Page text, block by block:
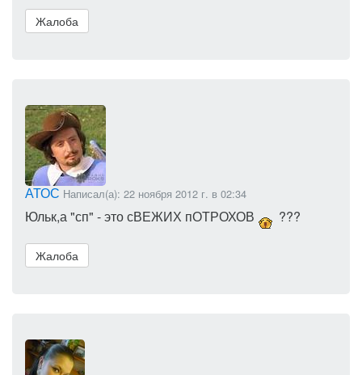
Жалоба
АТОС Написал(а): 22 ноября 2012 г. в 02:34
Юльк,а "сп" - это сВЕЖИХ пОТРОХОВ ???
Жалоба